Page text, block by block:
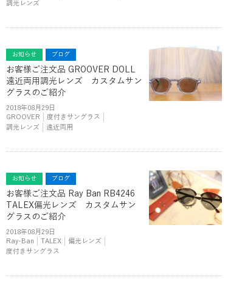
調光レンズ
お知らせ ブログ
お客様ご注文品 GROOVER DOLL
遠近両用調光レンズ カスタムサン
グラスのご紹介
2018年08月29日
GROOVER
度付きサングラス
調光レンズ
遠近両用
お知らせ ブログ
お客様ご注文品 Ray Ban RB4246
TALEX偏光レンズ カスタムサン
グラスのご紹介
2018年08月29日
Ray-Ban
TALEX
偏光レンズ
度付きサングラス